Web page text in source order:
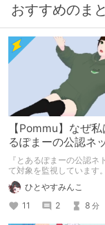
おすすめのま
【Pommu】なぜ
るぽまーの公認ネ
ーカー』になった
会い編】
『とあるぽまーの公認ネ
て対象を監視しています
このような行動をとるに
これまでのあゆみを振り
ひとやすみんこ
11
2 8 分